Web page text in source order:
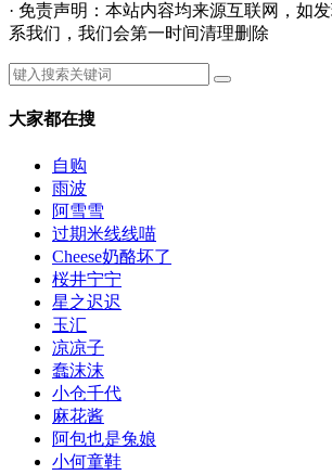
· 免责声明：本站内容均来源互联网，如
系我们，我们会第一时间清理删除
大家都在搜
自购
雨波
阿雪雪
过期米线线喵
Cheese奶酪坏了
桜井宁宁
星之迟迟
玉汇
凉凉子
蠢沫沫
小仓千代
麻花酱
阿包也是兔娘
小何童鞋